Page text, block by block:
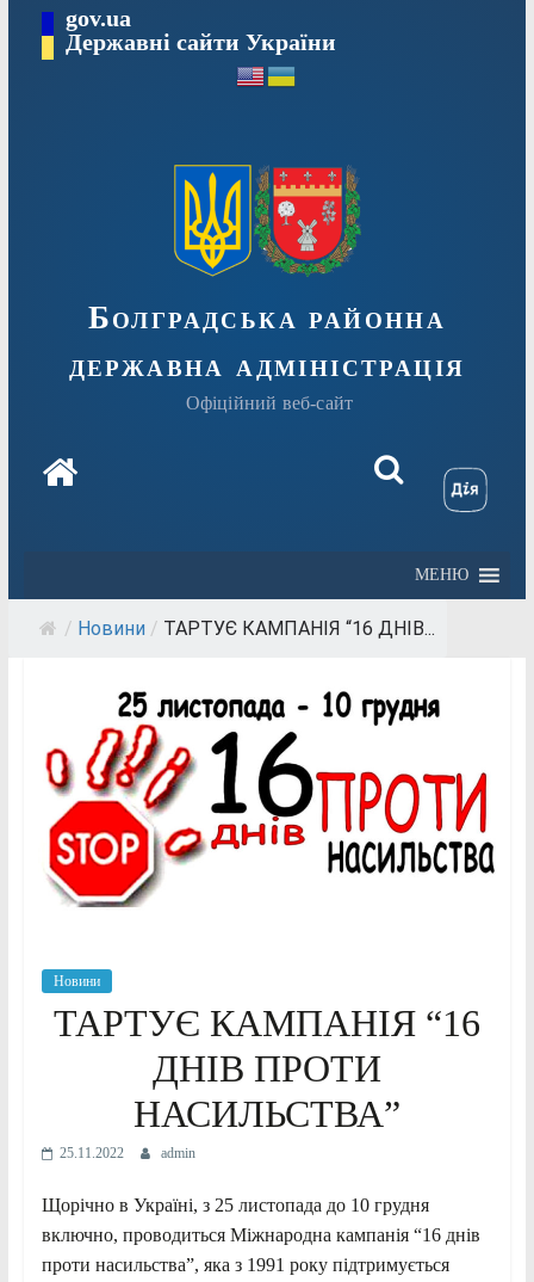
Перейтиgov.ua
Державні сайти України
Болградська районна
державна адміністрація
Офіційний веб-сайт
МЕНЮ
/ Новини / ТАРТУЄ КАМПАНІЯ “16 ДНІВ...
Новини
ТАРТУЄ КАМПАНІЯ “16
ДНІВ ПРОТИ
НАСИЛЬСТВА”
25.11.2022 admin
Щорічно в Україні, з 25 листопада до 10 грудня
включно, проводиться Міжнародна кампанія “16 днів
проти насильства”, яка з 1991 року підтримується